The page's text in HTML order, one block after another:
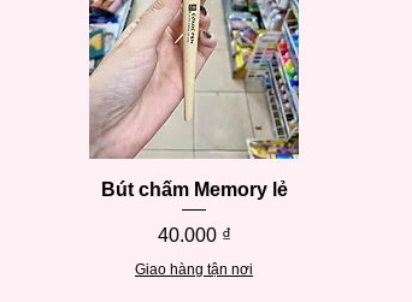
Xem nhanh
Bút chấm Memory lẻ
Giá
40.000 ₫
Giao hàng tận nơi